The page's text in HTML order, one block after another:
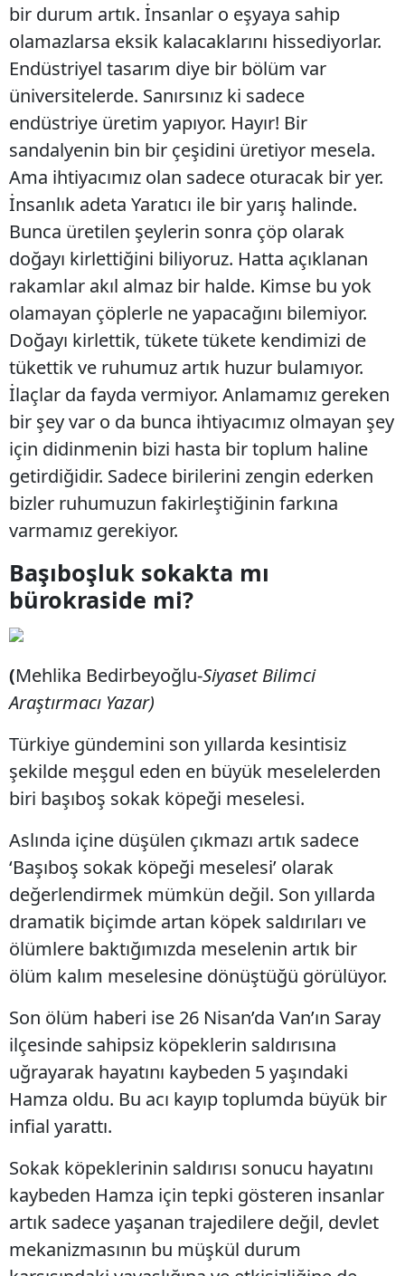
bir durum artık. İnsanlar o eşyaya sahip
olamazlarsa eksik kalacaklarını hissediyorlar.
Endüstriyel tasarım diye bir bölüm var
üniversitelerde. Sanırsınız ki sadece
endüstriye üretim yapıyor. Hayır! Bir
sandalyenin bin bir çeşidini üretiyor mesela.
Ama ihtiyacımız olan sadece oturacak bir yer.
İnsanlık adeta Yaratıcı ile bir yarış halinde.
Bunca üretilen şeylerin sonra çöp olarak
doğayı kirlettiğini biliyoruz. Hatta açıklanan
rakamlar akıl almaz bir halde. Kimse bu yok
olamayan çöplerle ne yapacağını bilemiyor.
Doğayı kirlettik, tükete tükete kendimizi de
tükettik ve ruhumuz artık huzur bulamıyor.
İlaçlar da fayda vermiyor. Anlamamız gereken
bir şey var o da bunca ihtiyacımız olmayan şey
için didinmenin bizi hasta bir toplum haline
getirdiğidir. Sadece birilerini zengin ederken
bizler ruhumuzun fakirleştiğinin farkına
varmamız gerekiyor.
Başıboşluk sokakta mı
bürokraside mi?
(Mehlika Bedirbeyoğlu-Siyaset Bilimci
Araştırmacı Yazar)
Türkiye gündemini son yıllarda kesintisiz
şekilde meşgul eden en büyük meselelerden
biri başıboş sokak köpeği meselesi.
Aslında içine düşülen çıkmazı artık sadece
‘Başıboş sokak köpeği meselesi’ olarak
değerlendirmek mümkün değil. Son yıllarda
dramatik biçimde artan köpek saldırıları ve
ölümlere baktığımızda meselenin artık bir
ölüm kalım meselesine dönüştüğü görülüyor.
Son ölüm haberi ise 26 Nisan’da Van’ın Saray
ilçesinde sahipsiz köpeklerin saldırısına
uğrayarak hayatını kaybeden 5 yaşındaki
Hamza oldu. Bu acı kayıp toplumda büyük bir
infial yarattı.
Sokak köpeklerinin saldırısı sonucu hayatını
kaybeden Hamza için tepki gösteren insanlar
artık sadece yaşanan trajedilere değil, devlet
mekanizmasının bu müşkül durum